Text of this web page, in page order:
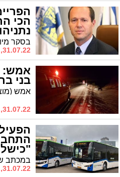
הכי
31.07.22, מנהל האתר
אמש:
בני
31.07.22, אלדה נתנאל
31.07.22, שמואל סרדינס